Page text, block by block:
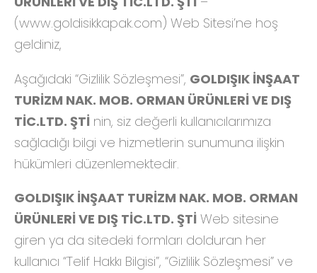
(www.goldisikkapak.com) Web Sitesi’ne hoş
geldiniz,
Aşağıdaki “Gizlilik Sözleşmesi”, GOLDIŞIK İNŞAAT
TURİZM NAK. MOB. ORMAN ÜRÜNLERİ VE DIŞ
TİC.LTD. ŞTİ nin, siz değerli kullanıcılarımıza
sağladığı bilgi ve hizmetlerin sunumuna ilişkin
hükümleri düzenlemektedir.
GOLDIŞIK İNŞAAT TURİZM NAK. MOB. ORMAN
ÜRÜNLERİ VE DIŞ TİC.LTD. ŞTİ Web sitesine
giren ya da sitedeki formları dolduran her
kullanıcı “Telif Hakkı Bilgisi”, “Gizlilik Sözleşmesi” ve